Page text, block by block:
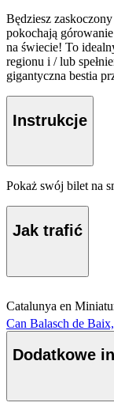
Będziesz
pokochają
na świecie! To
regionu i / lub
gigantyczna bestia
Instrukcje
Pokaż swój bilet na
Jak trafić
Catalunya en
Can Balasch de
Dodatkowe